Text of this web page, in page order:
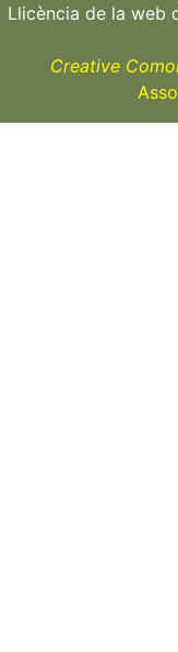
Llicència de la web
Creative